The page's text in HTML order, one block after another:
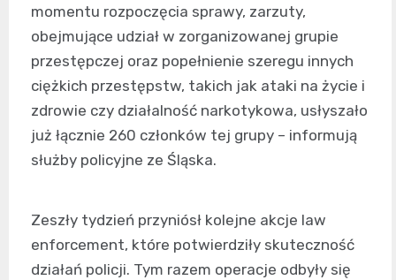
momentu rozpoczęcia sprawy, zarzuty,
obejmujące udział w zorganizowanej grupie
przestępczej oraz popełnienie szeregu innych
ciężkich przestępstw, takich jak ataki na życie i
zdrowie czy działalność narkotykowa, usłyszało
już łącznie 260 członków tej grupy – informują
służby policyjne ze Śląska.
Zeszły tydzień przyniósł kolejne akcje law
enforcement, które potwierdziły skuteczność
działań policji. Tym razem operacje odbyły się